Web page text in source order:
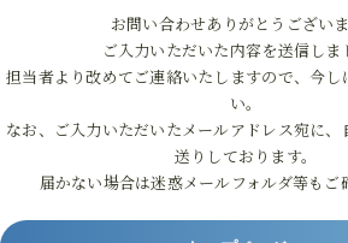
お問い合わせありがとうございま
ご入力いただいた内容を送信しま
担当者より改めてご連絡いたしますので、今し
い。
なお、ご入力いただいたメールアドレス宛に、
送りしております。
届かない場合は迷惑メールフォルダ等もご